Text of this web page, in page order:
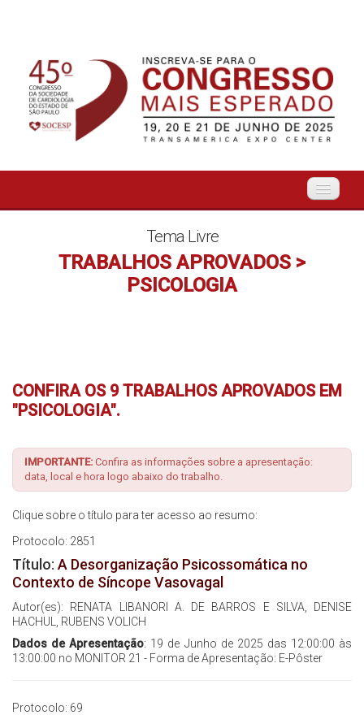
Organização
Inscrições
Hands On
Intercardio
Entrevistas
Feira de Exposição
Hospedagem
Tema Livre
TRABALHOS APROVADOS >
PSICOLOGIA
CONFIRA OS 9 TRABALHOS APROVADOS EM
"PSICOLOGIA".
IMPORTANTE: Confira as informações sobre a apresentação:
data, local e hora logo abaixo do trabalho.
Clique sobre o título para ter acesso ao resumo:
Protocolo: 2851
Título: A Desorganização Psicossomática no
Contexto de Síncope Vasovagal
Autor(es): RENATA LIBANORI A. DE BARROS E SILVA, DENISE
HACHUL, RUBENS VOLICH
Dados de Apresentação: 19 de Junho de 2025 das 12:00:00 às
13:00:00 no MONITOR 21 - Forma de Apresentação: E-Pôster
Protocolo: 69